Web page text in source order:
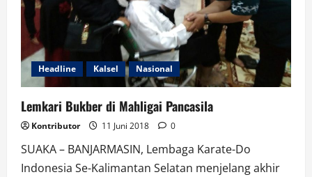
Headline Kalsel Nasional
Lemkari Bukber di Mahligai Pancasila
Kontributor 11 Juni 2018 0
SUAKA – BANJARMASIN, Lembaga Karate-Do
Indonesia Se-Kalimantan Selatan menjelang akhir